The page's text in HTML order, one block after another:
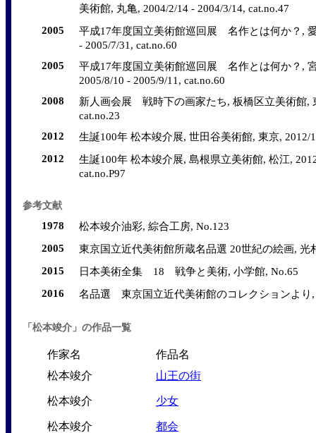
美術館, 丸亀, 2004/2/14 - 2004/3/14, cat.no.47
2005
平成17年度国立美術館巡回展 名作とは何か？,
- 2005/7/31, cat.no.60
2005
平成17年度国立美術館巡回展 名作とは何か？,
2005/8/10 - 2005/9/11, cat.no.60
2008
新人画会展 戦時下の画家たち, 板橋区立美術館,
cat.no.23
2012
生誕100年 松本竣介展, 世田谷美術館, 東京, 2012/
2012
生誕100年 松本竣介展, 島根県立美術館, 松江,
cat.no.P97
参考文献
1978
松本竣介油彩, 綜合工房, No.123
2005
東京国立近代美術館所蔵名品選 20世紀の絵画, 光
2015
日本美術全集 18 戦争と美術, 小学館, No.65
2016
名品選 東京国立近代美術館のコレクションより
「松本竣介」の作品一覧
作家名
作品名
松本竣介
山王の街
松本竣介 少女
松本竣介 都会